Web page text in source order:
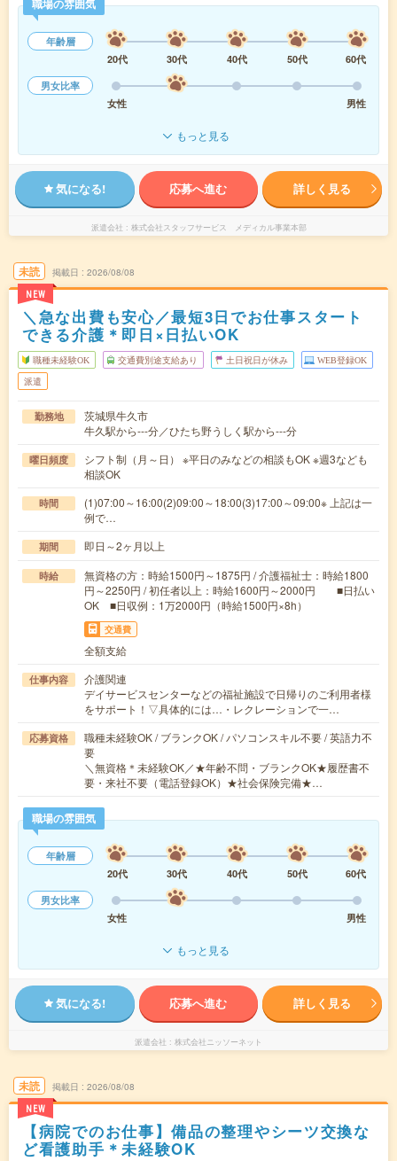
職場の雰囲気
年齢層
20代
30代 40代 50代
60代
男女比率
女性
男性
もっと見る
気になる! 応募へ進む 詳しく見る
派遣会社 株式会社スタッフサービス メディカル事業本部
未読
NEW
掲載日 2026/08/08
＼急な出費も安心／最短3日でお仕事スタート
できる介護＊即日×日払いOK
職種未経験OK 交通費別途支給あり 土日祝日が休み WEB登録OK
派遣
勤務地
茨城県牛久市
牛久駅から---分／ひたち野うしく駅から---分
曜日頻度
シフト制（月～日） ※平日のみなどの相談もOK ※週3なども
相談OK
時間
(1)07:00～16:00(2)09:00～18:00(3)17:00～09:00※ 上記は一
例で…
期間 即日～2ヶ月以上
時給
無資格の方：時給1500円～1875円 / 介護福祉士：時給1800
円～2250円 / 初任者以上：時給1600円～2000円 ■日払い
OK ■日収例：1万2000円（時給1500円×8h）
交通費
全額支給
仕事内容
介護関連
デイサービスセンターなどの福祉施設で日帰りのご利用者様
をサポート！▽具体的には…・レクレーションで一…
応募資格
職種未経験OK / ブランクOK / パソコンスキル不要 / 英語力不
要
＼無資格＊未経験OK／★年齢不問・ブランクOK★履歴書不
要・来社不要（電話登録OK）★社会保険完備★…
職場の雰囲気
年齢層
20代
30代 40代 50代
60代
男女比率
女性
男性
もっと見る
気になる! 応募へ進む 詳しく見る
派遣会社 株式会社ニッソーネット
未読
NEW
掲載日 2026/08/08
【病院でのお仕事】備品の整理やシーツ交換な
ど看護助手＊未経験OK